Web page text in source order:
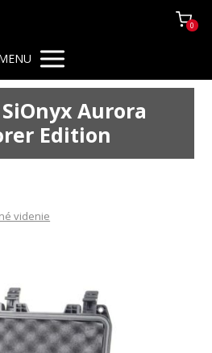
0
Aurora
Edition
videnie